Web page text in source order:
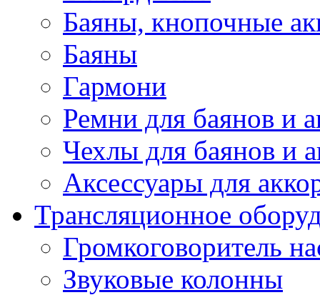
Баяны, кнопочные
Баяны
Гармони
Ремни для баянов и
Чехлы для баянов и
Аксессуары для
Трансляционное
Громкоговоритель
Звуковые колонны